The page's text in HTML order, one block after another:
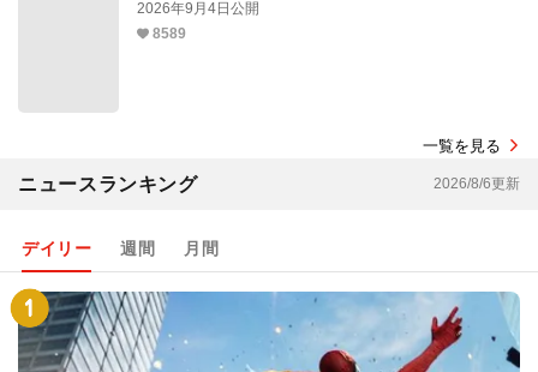
2026年9月4日公開
8589
一覧を見る
ニュースランキング 2026/8/6更新
デイリー 週間 月間